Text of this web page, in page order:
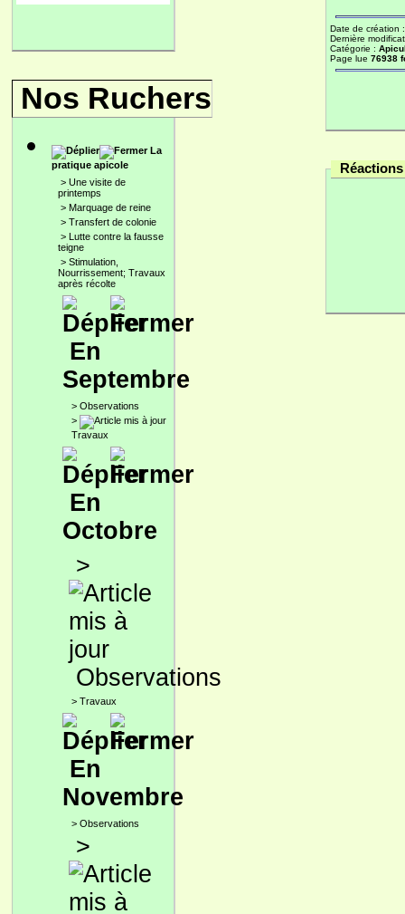
Nos Ruchers
La
pratique apicole
> Une visite de
printemps
> Marquage de reine
> Transfert de colonie
> Lutte contre la fausse
teigne
> Stimulation,
Nourrissement; Travaux
après récolte
En
Septembre
> Observations
>
Travaux
En
Octobre
>
Observations
> Travaux
En
Novembre
> Observations
>
Date de création
Dernière
Catégorie :
Page lue 76938